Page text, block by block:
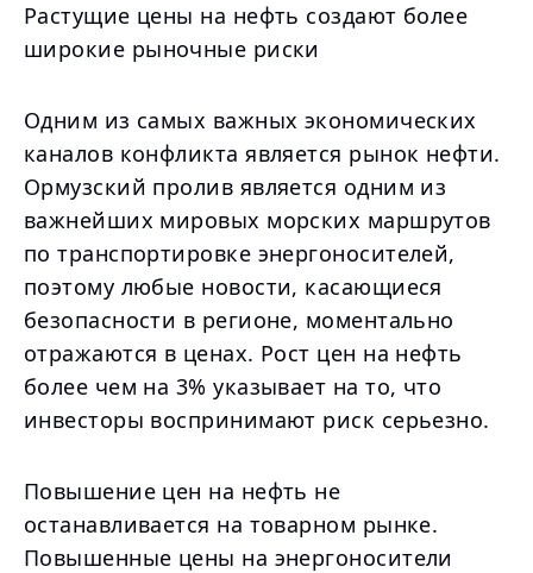
Растущие цены на нефть создают более
широкие рыночные риски
Одним из самых важных экономических
каналов конфликта является рынок нефти.
Ормузский пролив является одним из
важнейших мировых морских маршрутов
по транспортировке энергоносителей,
поэтому любые новости, касающиеся
безопасности в регионе, моментально
отражаются в ценах. Рост цен на нефть
более чем на 3% указывает на то, что
инвесторы воспринимают риск серьезно.
Повышение цен на нефть не
останавливается на товарном рынке.
Повышенные цены на энергоносители